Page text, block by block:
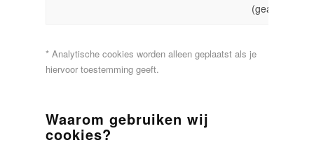
* Analytische cookies worden alleen geplaatst als je
hiervoor toestemming geeft.
Waarom gebruiken wij
cookies?